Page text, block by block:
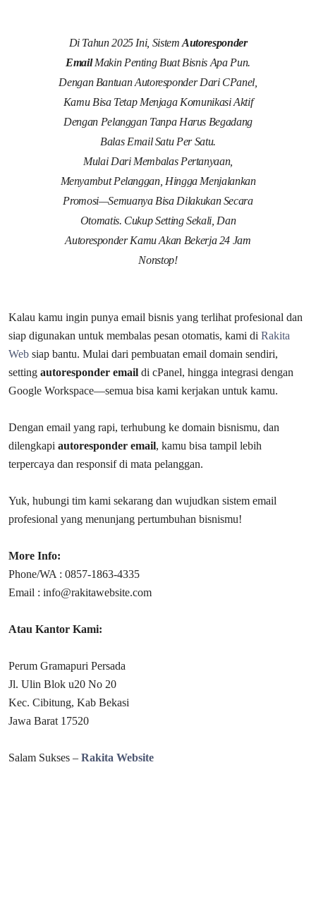
Di Tahun 2025 Ini, SistemAutoresponder
EmailMakin Penting Buat Bisnis Apa Pun.
Dengan Bantuan Autoresponder Dari CPanel,
Kamu Bisa Tetap Menjaga Komunikasi Aktif
Dengan Pelanggan Tanpa Harus Begadang
Balas Email Satu Per Satu.
Mulai Dari Membalas Pertanyaan,
Menyambut Pelanggan, Hingga Menjalankan
Promosi—Semuanya Bisa Dilakukan Secara
Otomatis. Cukup Setting Sekali, Dan
Autoresponder Kamu Akan Bekerja 24 Jam
Nonstop!
Kalau kamu ingin punya email bisnis yang terlihat profesional dan
siap digunakan untuk membalas pesan otomatis, kami di Rakita
Web siap bantu. Mulai dari pembuatan email domain sendiri,
setting autoresponder email di cPanel, hingga integrasi dengan
Google Workspace—semua bisa kami kerjakan untuk kamu.
Dengan email yang rapi, terhubung ke domain bisnismu, dan
dilengkapi autoresponder email, kamu bisa tampil lebih
terpercaya dan responsif di mata pelanggan.
Yuk, hubungi tim kami sekarang dan wujudkan sistem email
profesional yang menunjang pertumbuhan bisnismu!
More Info:
Phone/WA : 0857-1863-4335
Email : info@rakitawebsite.com
Atau Kantor Kami:
Perum Gramapuri Persada
Jl. Ulin Blok u20 No 20
Kec. Cibitung, Kab Bekasi
Jawa Barat 17520
Salam Sukses – Rakita Website